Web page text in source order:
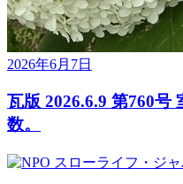
2026年6月7日
瓦版 2026.6.9 第760号
数。